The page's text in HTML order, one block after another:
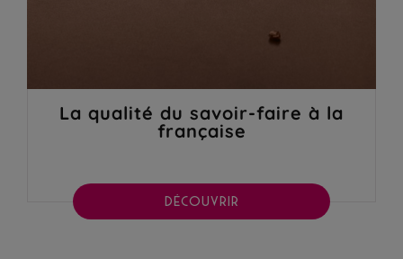
La qualité du savoir-faire à la
française
DÉCOUVRIR